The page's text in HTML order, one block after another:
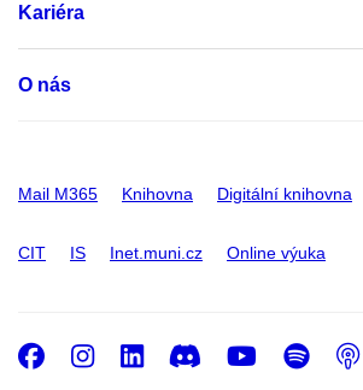
Kariéra
O nás
Mail M365 Knihovna Digitální knihovna
CIT IS Inet.muni.cz Online výuka
Facebook
Instagram
LinkedIn
Discord